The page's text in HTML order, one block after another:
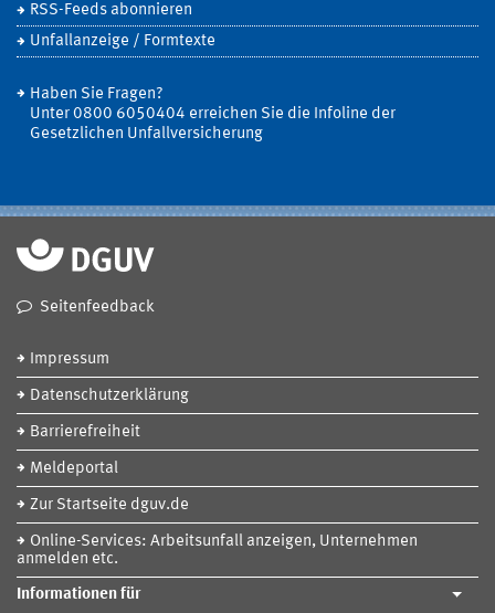
RSS-Feeds abonnieren
Unfallanzeige / Formtexte
Haben Sie Fragen?
Unter 0800 6050404 erreichen Sie die Infoline der
Gesetzlichen Unfallversicherung
Seitenfeedback
Impressum
Datenschutzerklärung
Barrierefreiheit
Meldeportal
Zur Startseite dguv.de
Online-Services: Arbeitsunfall anzeigen, Unternehmen
anmelden etc.
Informationen für